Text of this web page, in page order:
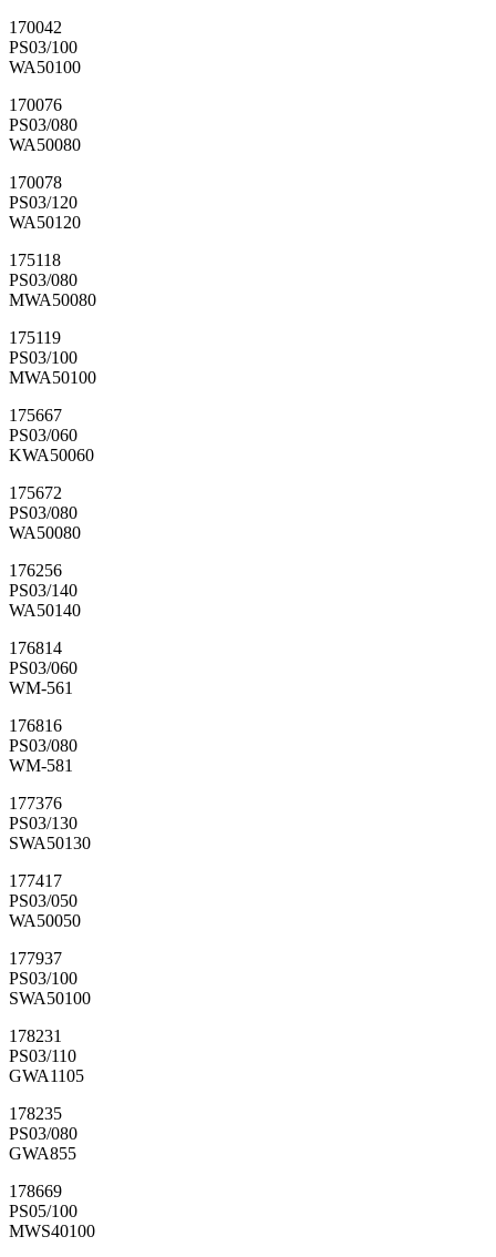
170042
PS03/100
WA50100
170076
PS03/080
WA50080
170078
PS03/120
WA50120
175118
PS03/080
MWA50080
175119
PS03/100
MWA50100
175667
PS03/060
KWA50060
175672
PS03/080
WA50080
176256
PS03/140
WA50140
176814
PS03/060
WM-561
176816
PS03/080
WM-581
177376
PS03/130
SWA50130
177417
PS03/050
WA50050
177937
PS03/100
SWA50100
178231
PS03/110
GWA1105
178235
PS03/080
GWA855
178669
PS05/100
MWS40100